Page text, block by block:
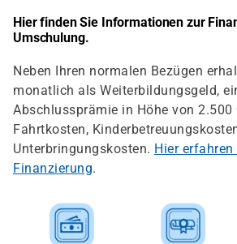
Hier finden Sie Informationen zur
Umschulung.
Neben Ihren normalen Bezügen
monatlich als Weiterbildungsgeld,
Abschlussprämie in Höhe von
Fahrtkosten,
Unterbringungskosten. Hier
Finanzierung.